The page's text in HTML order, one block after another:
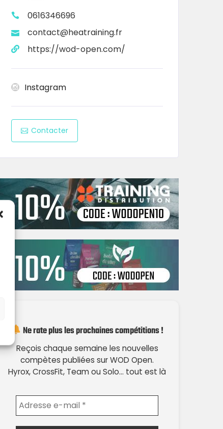
0616346696
contact@heatraining.fr
https://wod-open.com/
Instagram
Contacter
Ne rate plus les prochaines compétitions !
Reçois chaque semaine les nouvelles
compètes publiées sur WOD Open.
Hyrox, CrossFit, Team ou Solo… tout est là